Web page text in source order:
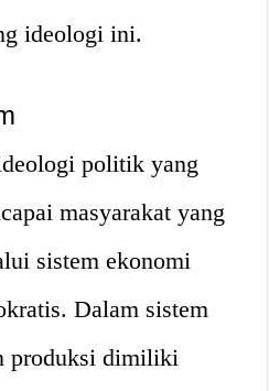
ideologi ini.
politik yang
masyarakat yang
sistem ekonomi
Dalam sistem
produksi dimiliki